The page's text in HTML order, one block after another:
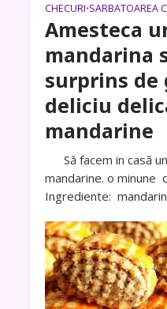
CHECURI•SARBATOAREA
Amesteca
mandarina
surprins de
deliciu
mandarine
Să facem in casă
mandarine. o minune
Ingrediente: